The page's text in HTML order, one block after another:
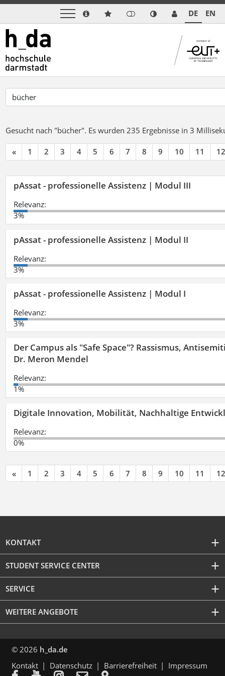
DE EN
Gesucht nach "bücher". Es wurden 235 Ergebnisse in 3
« 1 2 3 4 5 6 7 8 9 10 11 12
pAssat - professionelle Assistenz | Modul III
Relevanz:
3%
pAssat - professionelle Assistenz | Modul II
Relevanz:
3%
pAssat - professionelle Assistenz | Modul I
Relevanz:
3%
Der Campus als "Safe Space"? Rassismus,
Dr. Meron Mendel
Relevanz:
1%
Digitale Innovation, Mobilität, Nachhaltige
Relevanz:
0%
« 1 2 3 4 5 6 7 8 9 10 11 12
KONTAKT
STUDENT SERVICE CENTER
SERVICE
WEITERE ANGEBOTE
© 2026 h_da.de
Kontakt
Datenschutz Barrierefreiheit Impressum